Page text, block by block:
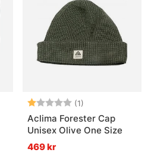
Betyg: (1)
Aclima Forester Cap
Unisex Olive One Size
469 kr